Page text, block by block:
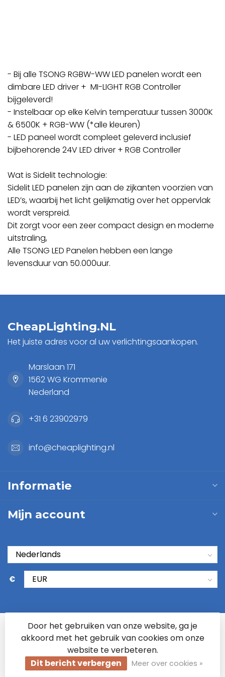
- Bij alle TSONG RGBW-WW LED panelen wordt een
dimbare LED driver + MI-LIGHT RGB Controller
bijgeleverd!
- Instelbaar op elke Kelvin temperatuur tussen 3000K
& 6500K + RGB-WW (*alle kleuren)
- LED paneel wordt compleet geleverd inclusief
bijbehorende 24V LED driver + RGB Controller
Wat is Sidelit technologie:
Sidelit LED panelen zijn aan de zijkanten voorzien van
LED’s, waarbij het licht gelijkmatig over het oppervlak
wordt verspreid.
Dit zorgt voor een zeer compact design en moderne
uitstraling,
Alle TSONG LED Panelen hebben een lange
levensduur van 50.000uur.
CheapLighting.NL
Het juiste adres voor al uw verlichtingsaankopen.
Marslaan 171
1562 WG Krommenie
Nederland
+31 6 23902979
info@cheaplighting.nl
Informatie
Mijn account
€
Door het gebruiken van onze website, ga je
akkoord met het gebruik van cookies om onze
website te verbeteren.
Dit bericht verbergen
Meer over cookies »